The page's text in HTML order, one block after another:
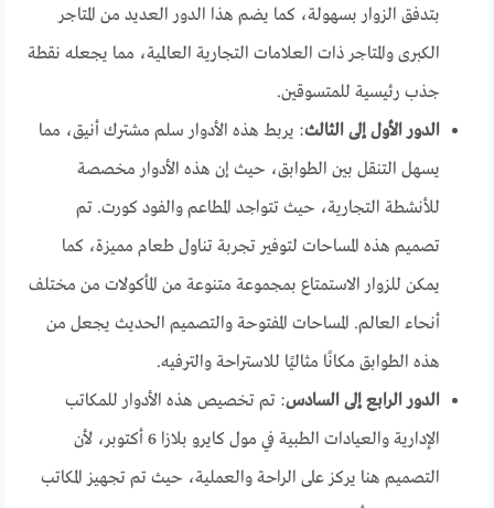
بتدفق الزوار بسهولة، كما يضم هذا الدور العديد من المتاجر
الكبرى والمتاجر ذات العلامات التجارية العالمية، مما يجعله نقطة
جذب رئيسية للمتسوقين.
الدور الأول إلى الثالث: يربط هذه الأدوار سلم مشترك أنيق، مما
يسهل التنقل بين الطوابق، حيث إن هذه الأدوار مخصصة
للأنشطة التجارية، حيث تتواجد المطاعم والفود كورت. تم
تصميم هذه المساحات لتوفير تجربة تناول طعام مميزة، كما
يمكن للزوار الاستمتاع بمجموعة متنوعة من المأكولات من مختلف
أنحاء العالم. المساحات المفتوحة والتصميم الحديث يجعل من
هذه الطوابق مكانًا مثاليًا للاستراحة والترفيه.
الدور الرابع إلى السادس: تم تخصيص هذه الأدوار للمكاتب
الإدارية والعيادات الطبية في مول كايرو بلازا 6 أكتوبر، لأن
التصميم هنا يركز على الراحة والعملية، حيث تم تجهيز المكاتب